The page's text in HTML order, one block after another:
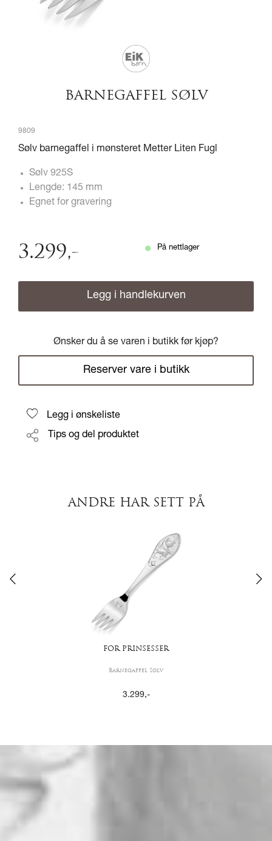
BARNEGAFFEL SØLV
9809
Sølv barnegaffel i mønsteret Metter Liten Fugl
Sølv 925S
Lengde: 145 mm
Egnet for gravering
3.299,- På nettlager
Legg i handlekurven
Ønsker du å se varen i butikk før kjøp?
Reserver vare i butikk
Legg i ønskeliste
Tips og del produktet
ANDRE HAR SETT PÅ
FOR PRINSESSER
Barnegaffel Sølv
3.299,-